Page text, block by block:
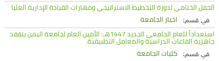
الحفل الختامي لدورة التخطيط الاستراتيجي ومهارات القيادة الإدارية العليا
في قسم:
اخبار الجامعة
استعداداً للعام الجامعي الجديد 1447هـ: الأمين العام لجامعة اليمن يتفقد
جاهزية القاعات الدراسية والمعامل التطبيقية.
في قسم:
كليات الجامعة